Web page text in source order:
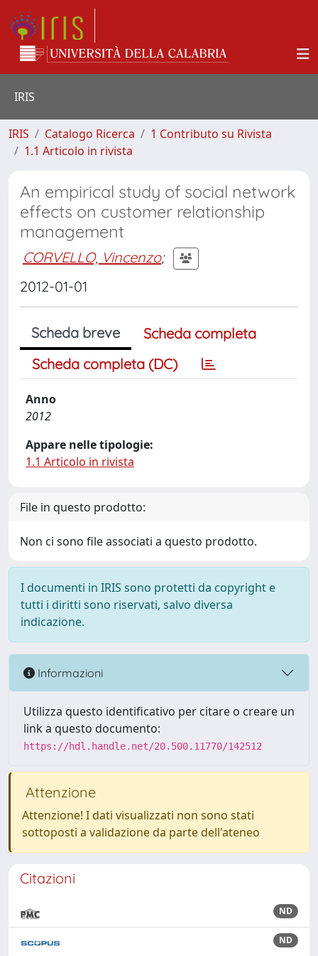
IRIS
IRIS Catalogo Ricerca
1 Contributo su Rivista
1.1 Articolo in rivista
An empirical study of social network
effects on customer relationship
management
CORVELLO, Vincenzo;
2012-01-01
Scheda breve
Scheda completa
Scheda completa (DC)
Anno
2012
Appare nelle tipologie:
1.1 Articolo in rivista
File in questo prodotto:
Non ci sono file associati a questo prodotto.
I documenti in IRIS sono protetti da copyright e
tutti i diritti sono riservati, salvo diversa
indicazione.
Informazioni
Utilizza questo identificativo per citare o creare un
link a questo documento:
https://hdl.handle.net/20.500.11770/142512
Attenzione
Attenzione! I dati visualizzati non sono stati
sottoposti a validazione da parte dell'ateneo
Citazioni
ND
ND